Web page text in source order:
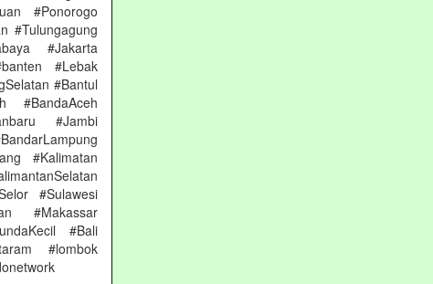
#Ponorogo
#Tulungagung
#Jakarta
#Lebak
#Bantul
#BandaAceh
#Jambi
#Kalimatan
#Sulawesi
#Makassar
#Bali
#lombok